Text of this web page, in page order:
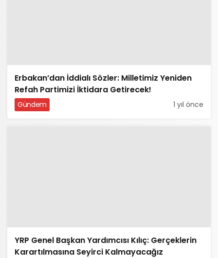
Erbakan’dan İddialı Sözler: Milletimiz Yeniden
Refah Partimizi İktidara Getirecek!
Gündem 1 yıl önce
YRP Genel Başkan Yardımcısı Kılıç: Gerçeklerin
Karartılmasına Seyirci Kalmayacağız